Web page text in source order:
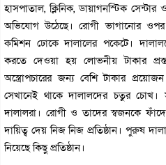
হাসপাতাল, ক্লিনিক, ডায়াগনস্টিক
অভিযোগ উঠেছে। রোগী ভাগানোর ওপর
কমিশন ঢোকে দালালের পকেটে।
করতে দেওয়া হয় লোভনীয় টাকার
অস্ত্রোপচারের জন্য বেশি টাকার
সেখানেই থাকে দালালদের চতুর চোখ।
দালালরা। রোগী ও তাদের স্বজনকে
দায়িত্ব দেয় নিজ নিজ প্রতিষ্ঠান। পুরুষ
নিয়েছে কিছু প্রতিষ্ঠান।